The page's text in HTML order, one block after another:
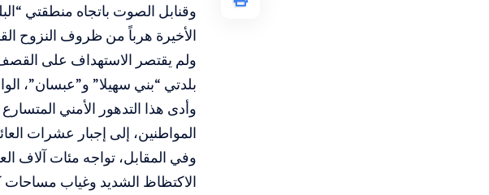
وقنابل الصوت باتجاه منطقتي
الأخيرة هرباً من ظروف النزوح
ولم يقتصر الاستهداف على
بلدتي “بني سهيلا” و”عبسان”،
وأدى هذا التدهور الأمني
المواطنين، إلى إجبار عشرات
وفي المقابل، تواجه مئات آلاف
الاكتظاظ الشديد وغياب مساحات